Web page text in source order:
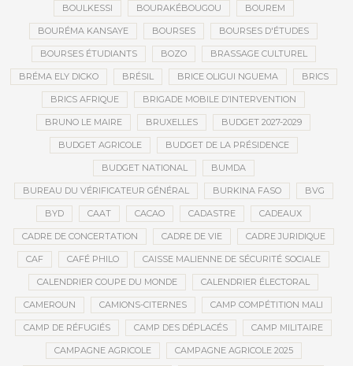
BOULKESSI BOURAKÉBOUGOU BOUREM
BOURÉMA KANSAYE BOURSES BOURSES D'ÉTUDES
BOURSES ÉTUDIANTS BOZO BRASSAGE CULTUREL
BRÉMA ELY DICKO BRÉSIL BRICE OLIGUI NGUEMA BRICS
BRICS AFRIQUE BRIGADE MOBILE D’INTERVENTION
BRUNO LE MAIRE BRUXELLES BUDGET 2027-2029
BUDGET AGRICOLE BUDGET DE LA PRÉSIDENCE
BUDGET NATIONAL BUMDA
BUREAU DU VÉRIFICATEUR GÉNÉRAL BURKINA FASO BVG
BYD CAAT CACAO CADASTRE CADEAUX
CADRE DE CONCERTATION CADRE DE VIE CADRE JURIDIQUE
CAF CAFÉ PHILO CAISSE MALIENNE DE SÉCURITÉ SOCIALE
CALENDRIER COUPE DU MONDE CALENDRIER ÉLECTORAL
CAMEROUN CAMIONS-CITERNES CAMP COMPÉTITION MALI
CAMP DE RÉFUGIÉS CAMP DES DÉPLACÉS CAMP MILITAIRE
CAMPAGNE AGRICOLE CAMPAGNE AGRICOLE 2025